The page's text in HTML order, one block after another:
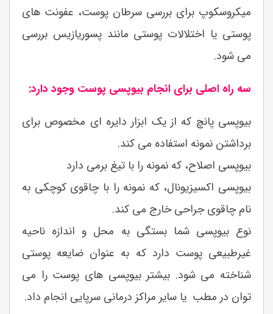
میکروسکوپ برای بررسی سرطان پوست، عفونت های
پوستی یا اختلالات پوستی مانند پسوریازیس بررسی
می شود.
سه راه اصلی برای انجام بیوپسی پوست وجود دارد:
بیوپسی پانچ که از یک ابزار دایره ای مخصوص برای
برداشتن نمونه استفاده می کند.
بیوپسی اصلاح، که نمونه را با تیغ برمی دارد
بیوپسی اکسیزیونال، که نمونه را با چاقوی کوچکی به
نام چاقوی جراحی خارج می کند.
نوع بیوپسی شما بستگی به محل و اندازه ناحیه
غیرطبیعی پوست دارد که به عنوان ضایعه پوستی
شناخته می شود. بیشتر بیوپسی های پوست را می
توان در مطب یا سایر مراکز درمانی سرپایی انجام داد.